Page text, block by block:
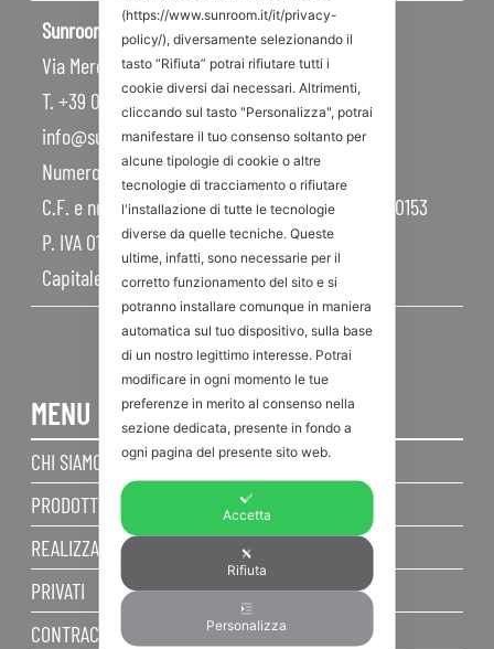
Sunroom S.p.A – Sede Legale
Via Mercadante, 10 – 47841 Cattolica RN – Italy
T. +39 0541 834011
info@sunroom.it
Numero REA RN – 225109
C.F. e nr. iscrizione al Registro Imprese 07879990153
P. IVA 01968830404
Capitale Sociale 450.000,00 I.V.
MENU
CHI SIAMO
PRODOTTI
REALIZZAZIONI
PRIVATI
CONTRACT
(https://www.sunroom.it/it/privacy-
policy/), diversamente selezionando il
tasto “Rifiuta” potrai rifiutare tutti i
cookie diversi dai necessari. Altrimenti,
cliccando sul tasto "Personalizza", potrai
manifestare il tuo consenso soltanto per
alcune tipologie di cookie o altre
tecnologie di tracciamento o rifiutare
l'installazione di tutte le tecnologie
diverse da quelle tecniche. Queste
ultime, infatti, sono necessarie per il
corretto funzionamento del sito e si
potranno installare comunque in maniera
automatica sul tuo dispositivo, sulla base
di un nostro legittimo interesse. Potrai
modificare in ogni momento le tue
preferenze in merito al consenso nella
sezione dedicata, presente in fondo a
ogni pagina del presente sito web.
Accetta
Rifiuta
Personalizza